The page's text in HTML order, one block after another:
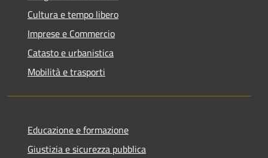
Cultura e tempo libero
Imprese e Commercio
Catasto e urbanistica
Mobilità e trasporti
Educazione e formazione
Giustizia e sicurezza pubblica